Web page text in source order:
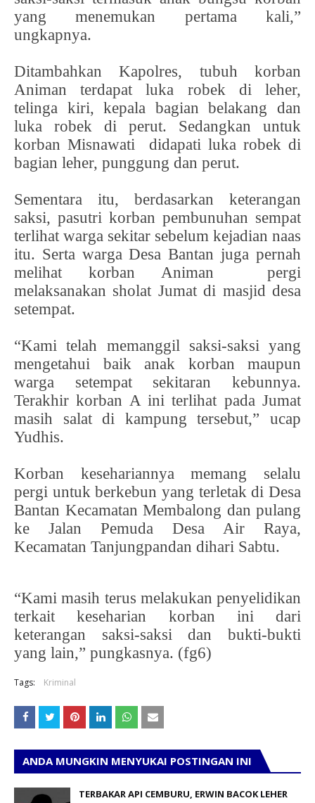
yang menemukan pertama kali,”
ungkapnya.
Ditambahkan Kapolres, tubuh korban
Animan terdapat luka robek di leher,
telinga kiri, kepala bagian belakang dan
luka robek di perut. Sedangkan untuk
korban Misnawati didapati luka robek di
bagian leher, punggung dan perut.
Sementara itu, berdasarkan keterangan
saksi, pasutri korban pembunuhan sempat
terlihat warga sekitar sebelum kejadian naas
itu. Serta warga Desa Bantan juga pernah
melihat korban Animan pergi
melaksanakan sholat Jumat di masjid desa
setempat.
“Kami telah memanggil saksi-saksi yang
mengetahui baik anak korban maupun
warga setempat sekitaran kebunnya.
Terakhir korban A ini terlihat pada Jumat
masih salat di kampung tersebut,” ucap
Yudhis.
Korban kesehariannya memang selalu
pergi untuk berkebun yang terletak di Desa
Bantan Kecamatan Membalong dan pulang
ke Jalan Pemuda Desa Air Raya,
Kecamatan Tanjungpandan dihari Sabtu.
“Kami masih terus melakukan penyelidikan
terkait keseharian korban ini dari
keterangan saksi-saksi dan bukti-bukti
yang lain,” pungkasnya. (fg6)
Tags: Kriminal
ANDA MUNGKIN MENYUKAI POSTINGAN INI
TERBAKAR API CEMBURU, ERWIN BACOK LEHER